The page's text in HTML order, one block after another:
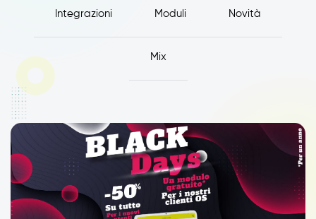
Integrazioni Moduli Novità
Mix